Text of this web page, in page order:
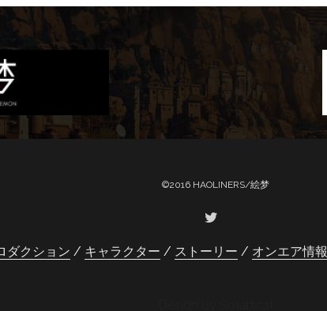
©2016 HAOLINERS/絵梦
ダクション キャラクター ストーリー オンエア情報